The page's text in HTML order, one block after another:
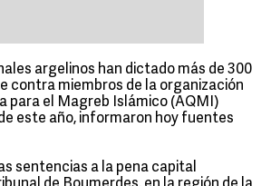
argelinos han dictado más de 300
contra miembros de la organización
para el Magreb Islámico (AQMI)
este año, informaron hoy fuentes
sentencias a la pena capital